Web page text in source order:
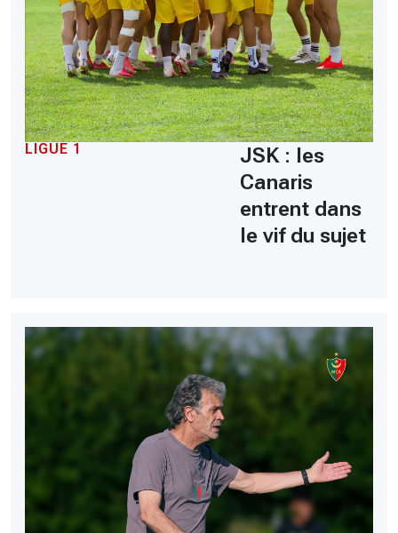
LIGUE 1
JSK : les
Canaris
entrent dans
le vif du sujet